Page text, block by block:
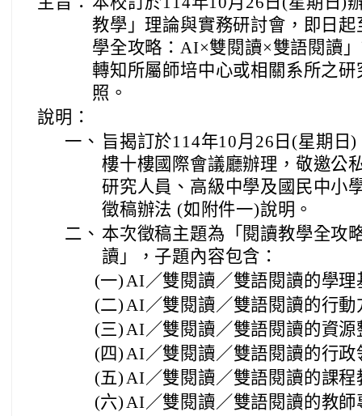
教學」理論與實務研討會，即日
學全攻略：AI×雙閱讀×雙語閱讀
轉知所屬師培中心或相關系所之
照。
說明：
一、 旨揭訂於114年10月26日(星期日
樓十樓國際會議廳辦理，敬邀公
研究人員、高級中學及國民中小
徵稿辦法 (如附件一)說明。
二、 本次徵稿主題為「閱讀教學全攻
讀」，子題內容包含：
(一)AI／雙閱讀／雙語閱讀的學理
(二)AI／雙閱讀／雙語閱讀的行動
(三)AI／雙閱讀／雙語閱讀的資源
(四)AI／雙閱讀／雙語閱讀的行政
(五)AI／雙閱讀／雙語閱讀的課程
(六)AI／雙閱讀／雙語閱讀的教師